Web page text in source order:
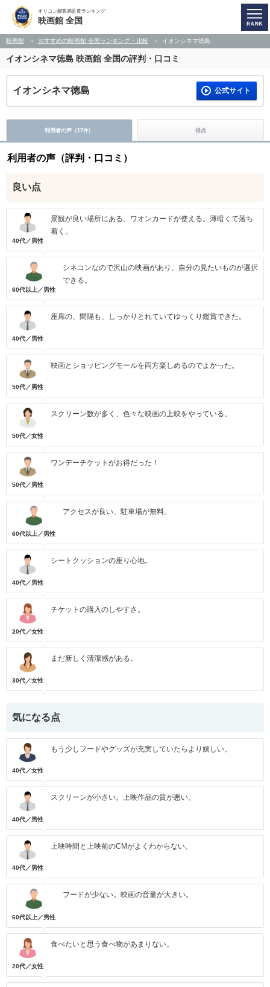
オリコン顧客満足度ランキング
映画館 全国
映画館 おすすめの映画館 全国ランキング・比較 イオンシネマ徳島
イオンシネマ徳島 映画館 全国の評判・口コミ
イオンシネマ徳島 公式サイト
利用者の声（17件） 得点
利用者の声（評判・口コミ）
良い点
40代／男性
景観が良い場所にある。ワオンカードが使える。薄暗くて落ち
着く。
60代以上／男性
シネコンなので沢山の映画があり、自分の見たいものが選択
できる。
40代／男性
座席の、間隔も、しっかりとれていてゆっくり鑑賞できた。
50代／男性
映画とショッピングモールを両方楽しめるのでよかった。
50代／女性
スクリーン数が多く、色々な映画の上映をやっている。
50代／男性
ワンデーチケットがお得だった！
60代以上／男性
アクセスが良い、駐車場が無料。
40代／男性
シートクッションの座り心地。
20代／女性
チケットの購入のしやすさ。
30代／女性
まだ新しく清潔感がある。
気になる点
40代／女性
もう少しフードやグッズが充実していたらより嬉しい。
40代／男性
スクリーンが小さい。上映作品の質が悪い。
40代／男性
上映時間と上映前のCMがよくわからない。
60代以上／男性
フードが少ない。映画の音量が大きい。
20代／女性
食べたいと思う食べ物があまりない。